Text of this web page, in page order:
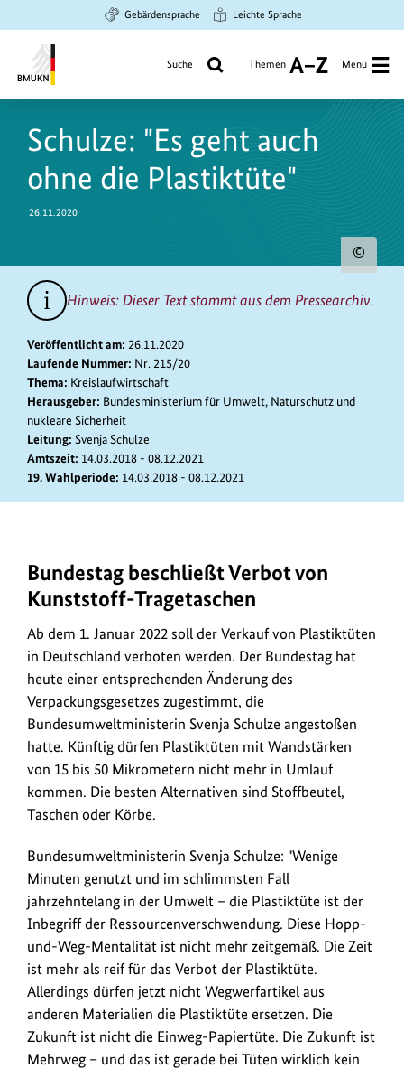
Hauptinhalt
springen
Suche
springen
Hauptnavigation
springen
Gebärdensprache Leichte Sprache
Umwelt,
Naturschutz
Suche Themen
A
Z
Menü
Schulze: "Es geht auch
ohne die Plastiktüte"
26.11.2020
zum
Hinweis: Dieser Text stammt aus dem Pressearchiv.
Veröffentlicht am: 26.11.2020
Laufende Nummer: Nr. 215/20
Thema: Kreislaufwirtschaft
Herausgeber: Bundesministerium für Umwelt, Naturschutz und
nukleare Sicherheit
Leitung: Svenja Schulze
Amtszeit: 14.03.2018 - 08.12.2021
19. Wahlperiode: 14.03.2018 - 08.12.2021
Ab
dem
1.
Januar
2022
soll
der
Verkauf
von
Plastiktüten
in
Deutschland
werden.
Der
Bundestag
hat
einer
entsprechenden
Änderung
des
Verpackungsgesetzes
zugestimmt.
Bundestag beschließt Verbot von
Kunststoff-Tragetaschen
Ab dem 1. Januar 2022 soll der Verkauf von Plastiktüten
in Deutschland verboten werden. Der Bundestag hat
heute einer entsprechenden Änderung des
Verpackungsgesetzes zugestimmt, die
Bundesumweltministerin Svenja Schulze angestoßen
hatte. Künftig dürfen Plastiktüten mit Wandstärken
von 15 bis 50 Mikrometern nicht mehr in Umlauf
kommen. Die besten Alternativen sind Stoffbeutel,
Taschen oder Körbe.
Bundesumweltministerin Svenja Schulze: "Wenige
Minuten genutzt und im schlimmsten Fall
jahrzehntelang in der Umwelt – die Plastiktüte ist der
Inbegriff der Ressourcenverschwendung. Diese Hopp-
und-Weg-Mentalität ist nicht mehr zeitgemäß. Die Zeit
ist mehr als reif für das Verbot der Plastiktüte.
Allerdings dürfen jetzt nicht Wegwerfartikel aus
anderen Materialien die Plastiktüte ersetzen. Die
Zukunft ist nicht die Einweg-Papiertüte. Die Zukunft ist
Mehrweg – und das ist gerade bei Tüten wirklich kein